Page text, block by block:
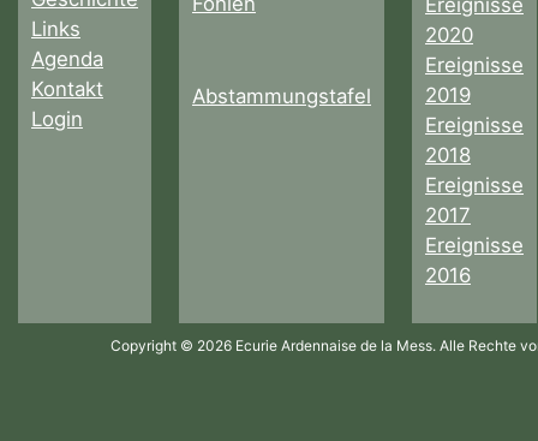
Links
Agenda
Kontakt
Login
Abstammungstafel
2020
Ereignisse
2019
Ereignisse
2018
Ereignisse
2017
Ereignisse
2016
Copyright © 2026 Ecurie Ardennaise de la Mess. Alle Rechte